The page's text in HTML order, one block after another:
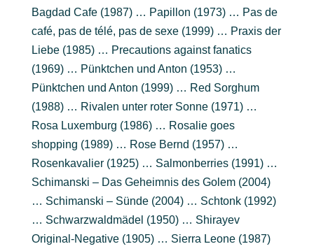
Bagdad Cafe (1987) … Papillon (1973) … Pas de
café, pas de télé, pas de sexe (1999) … Praxis der
Liebe (1985) … Precautions against fanatics
(1969) … Pünktchen und Anton (1953) …
Pünktchen und Anton (1999) … Red Sorghum
(1988) … Rivalen unter roter Sonne (1971) …
Rosa Luxemburg (1986) … Rosalie goes
shopping (1989) … Rose Bernd (1957) …
Rosenkavalier (1925) … Salmonberries (1991) …
Schimanski – Das Geheimnis des Golem (2004)
… Schimanski – Sünde (2004) … Schtonk (1992)
… Schwarzwaldmädel (1950) … Shirayev
Original-Negative (1905) … Sierra Leone (1987)